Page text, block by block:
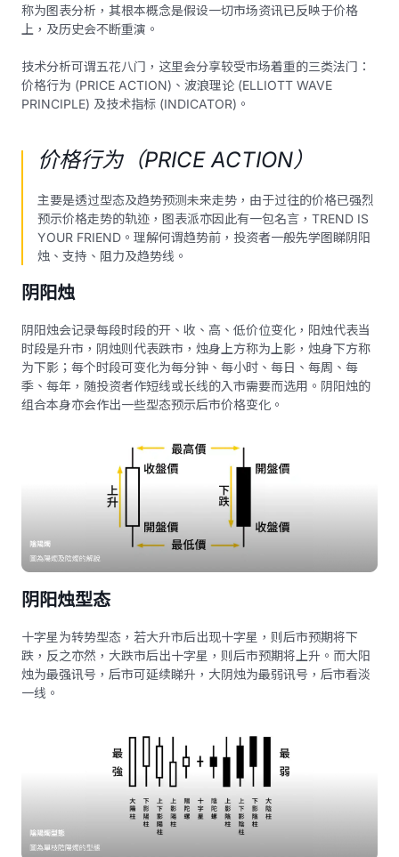
称为图表分析，其根本概念是假设一切市场资讯已反映于价格
上，及历史会不断重演。
技术分析可谓五花八门，这里会分享较受市场着重的三类法门：
价格行为 (PRICE ACTION)、波浪理论 (ELLIOTT WAVE
PRINCIPLE) 及技术指标 (INDICATOR)。
价格行为（PRICE ACTION）
主要是透过型态及趋势预测未来走势，由于过往的价格已强烈
预示价格走势的轨迹，图表派亦因此有一包名言，TREND IS
YOUR FRIEND。理解何谓趋势前，投资者一般先学图睇阴阳
烛、支持、阻力及趋势线。
阴阳烛
阴阳烛会记录每段时段的开、收、高、低价位变化，阳烛代表当
时段是升市，阴烛则代表跌市，烛身上方称为上影，烛身下方称
为下影；每个时段可变化为每分钟、每小时、每日、每周、每
季、每年，随投资者作短线或长线的入市需要而选用。阴阳烛的
组合本身亦会作出一些型态预示后市价格变化。
阴阳烛型态
十字星为转势型态，若大升市后出现十字星，则后市预期将下
跌，反之亦然，大跌市后出十字星，则后市预期将上升。而大阳
烛为最强讯号，后市可延续睇升，大阴烛为最弱讯号，后市看淡
一线。